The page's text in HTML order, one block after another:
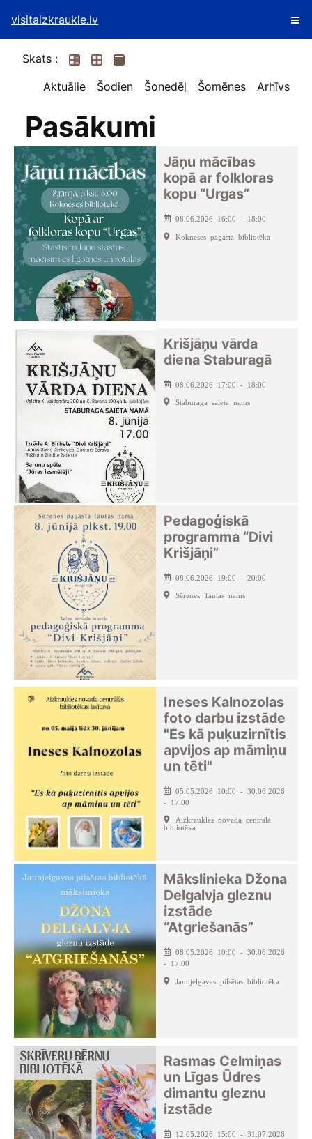
visitaizkraukle.lv
Skats :
Aktuālie
Šodien Šonedēļ Šomēnes Arhīvs
Pasākumi
Jāņu mācības
kopā ar folkloras
kopu “Urgas”
08.06.2026 16:00 - 18:00
Kokneses pagasta bibliotēka
Krišjāņu vārda
diena Staburagā
08.06.2026 17:00 - 18:00
Staburaga saieta nams
Pedagoģiskā
programma “Divi
Krišjāņi”
08.06.2026 19:00 - 20:00
Sērenes Tautas nams
Ineses Kalnozolas
foto darbu izstāde
"Es kā puķuzirnītis
apvijos ap māmiņu
un tēti"
05.05.2026 10:00 - 30.06.2026
- 17:00
Aizkraukles novada centrālā
bibliotēka
Mākslinieka Džona
Delgalvja gleznu
izstāde
“Atgriešanās”
08.05.2026 10:00 - 30.06.2026
- 17:00
Jaunjelgavas pilsētas bibliotēka
Rasmas Celmiņas
un Līgas Ūdres
dimantu gleznu
izstāde
12.05.2026 15:00 - 31.07.2026